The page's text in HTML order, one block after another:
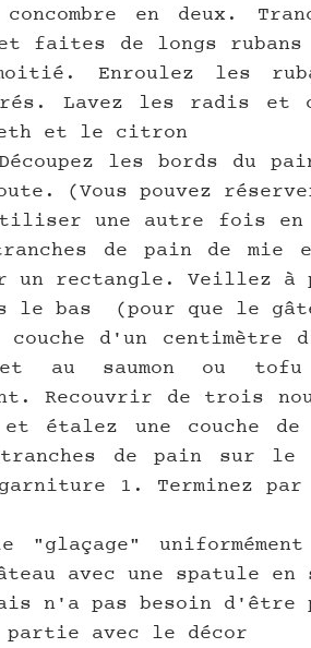
concombre en deux.
faites de longs rubans
moitié. Enroulez les
Lavez les radis et
et le citron
Découpez les bords du
(Vous pouvez
une autre fois en
de pain de
un rectangle. Veillez à
le bas  (pour que le
couche d'un centimètre
au saumon ou
Recouvrir de trois
et étalez une couche
de pain sur le
garniture 1. Terminez
"glaçage"
avec une spatule
n'a pas besoin
partie avec le décor